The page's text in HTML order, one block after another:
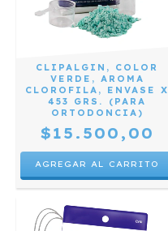
CLIPALGIN, COLOR
VERDE, AROMA
CLOROFILA, ENVASE X
453 GRS. (PARA
ORTODONCIA)
$15.500,00